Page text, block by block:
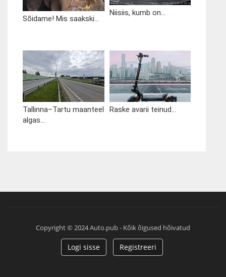
Sõidame! Mis saakski...
Niisiis, kumb on...
Tallinna–Tartu maanteel
algas...
Raske avarii teinud...
Copyright © 2024 Auto.pub - Kõik õigused hõivatud
Logi sisse Registreeri